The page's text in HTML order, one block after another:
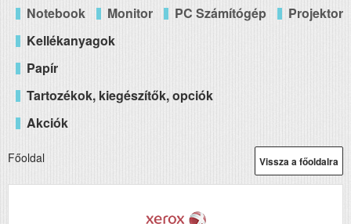
Notebook
Monitor PC Számítógép
Projektor
Kellékanyagok
Papír
Tartozékok, kiegészítők, opciók
Akciók
Vissza a főoldalra
Főoldal